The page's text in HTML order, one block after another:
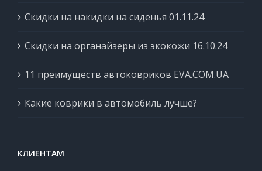
Скидки на накидки на сиденья 01.11.24
Скидки на органайзеры из экокожи 16.10.24
11 преимуществ автоковриков EVA.COM.UA
Какие коврики в автомобиль лучше?
КЛИЕНТАМ